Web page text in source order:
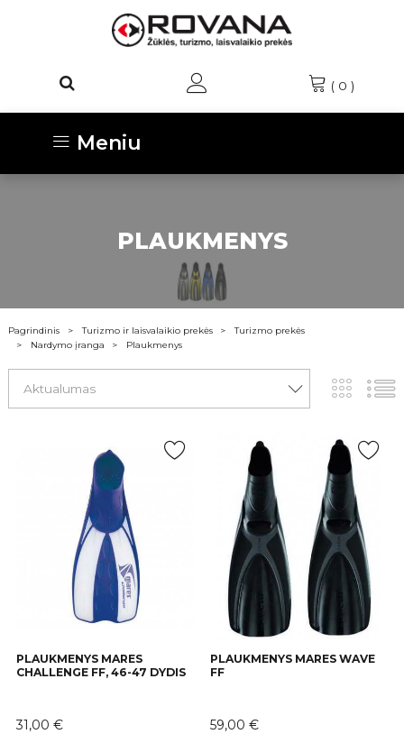
( 0 )
Meniu
PLAUKMENYS
Pagrindinis Turizmo ir laisvalaikio prekės
Turizmo prekės
Nardymo įranga
Plaukmenys
Aktualumas
PLAUKMENYS MARES
CHALLENGE FF, 46-47 DYDIS
Kaina
31,00 €
PLAUKMENYS MARES WAVE
FF
Kaina
59,00 €